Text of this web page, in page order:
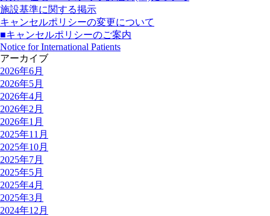
施設基準に関する掲示
キャンセルポリシーの変更について
■キャンセルポリシーのご案内
Notice for International Patients
アーカイブ
2026年6月
2026年5月
2026年4月
2026年2月
2026年1月
2025年11月
2025年10月
2025年7月
2025年5月
2025年4月
2025年3月
2024年12月